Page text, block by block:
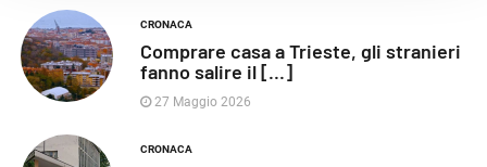
CRONACA
Comprare casa a Trieste, gli stranieri
fanno salire il [...]
27 Maggio 2026
CRONACA